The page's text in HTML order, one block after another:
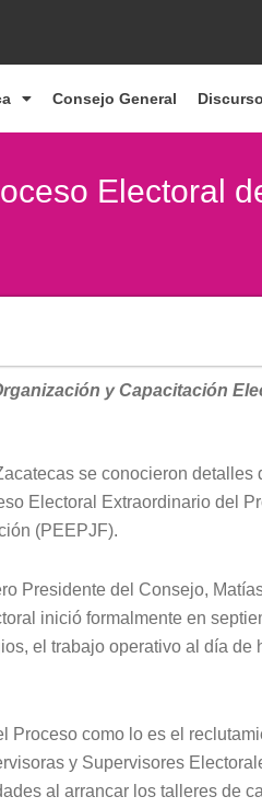
Consejo General
Electoral
y Capacitación
se conocieron detalles
Electoral Extraordinario del
(PEEPJF).
Presidente del Consejo,
inició formalmente en
el trabajo operativo al día de
Proceso como lo es el
y Supervisores
al arrancar los talleres de